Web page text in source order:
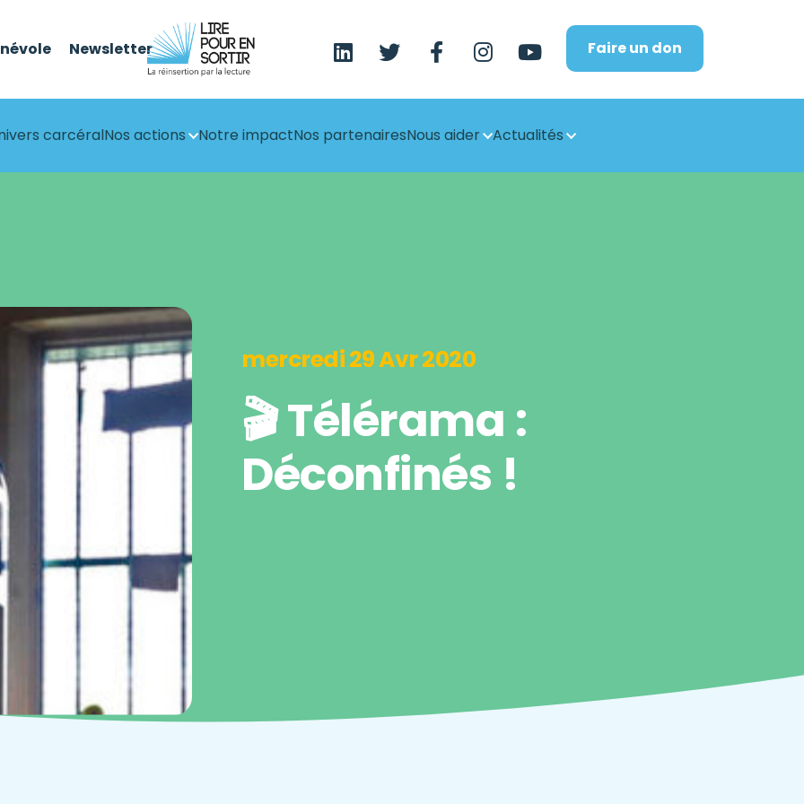
Faire un don
Newsletter
carcéralNos actions Notre impactNos partenairesNous aider Actualités
mercredi 29 Avr 2020
🎬 Télérama :
Déconfinés !